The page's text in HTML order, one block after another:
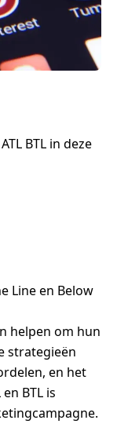
BTL in deze
Line en Below
helpen om hun
strategieën
en het
BTL is